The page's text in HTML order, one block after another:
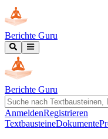
Berichte Guru
Berichte Guru
AnmeldenRegistrieren
TextbausteineDokumente